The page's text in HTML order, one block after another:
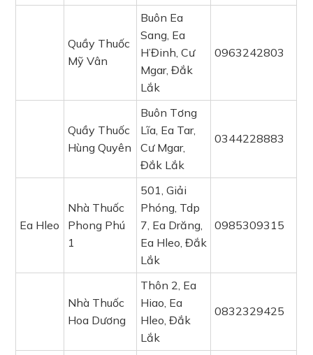
Quầy Thuốc
Mỹ Vân
Buôn Ea
Sang, Ea
H’Đinh, Cư
Mgar, Đắk
Lắk
0963242803
Quầy Thuốc
Hùng Quyên
Buôn Tơng
Lĩa, Ea Tar,
Cư Mgar,
Đắk Lắk
0344228883
Ea Hleo
Nhà Thuốc
Phong Phú
1
501, Giải
Phóng, Tdp
7, Ea Drăng,
Ea Hleo, Đắk
Lắk
0985309315
Nhà Thuốc
Hoa Dương
Thôn 2, Ea
Hiao, Ea
Hleo, Đắk
Lắk
0832329425